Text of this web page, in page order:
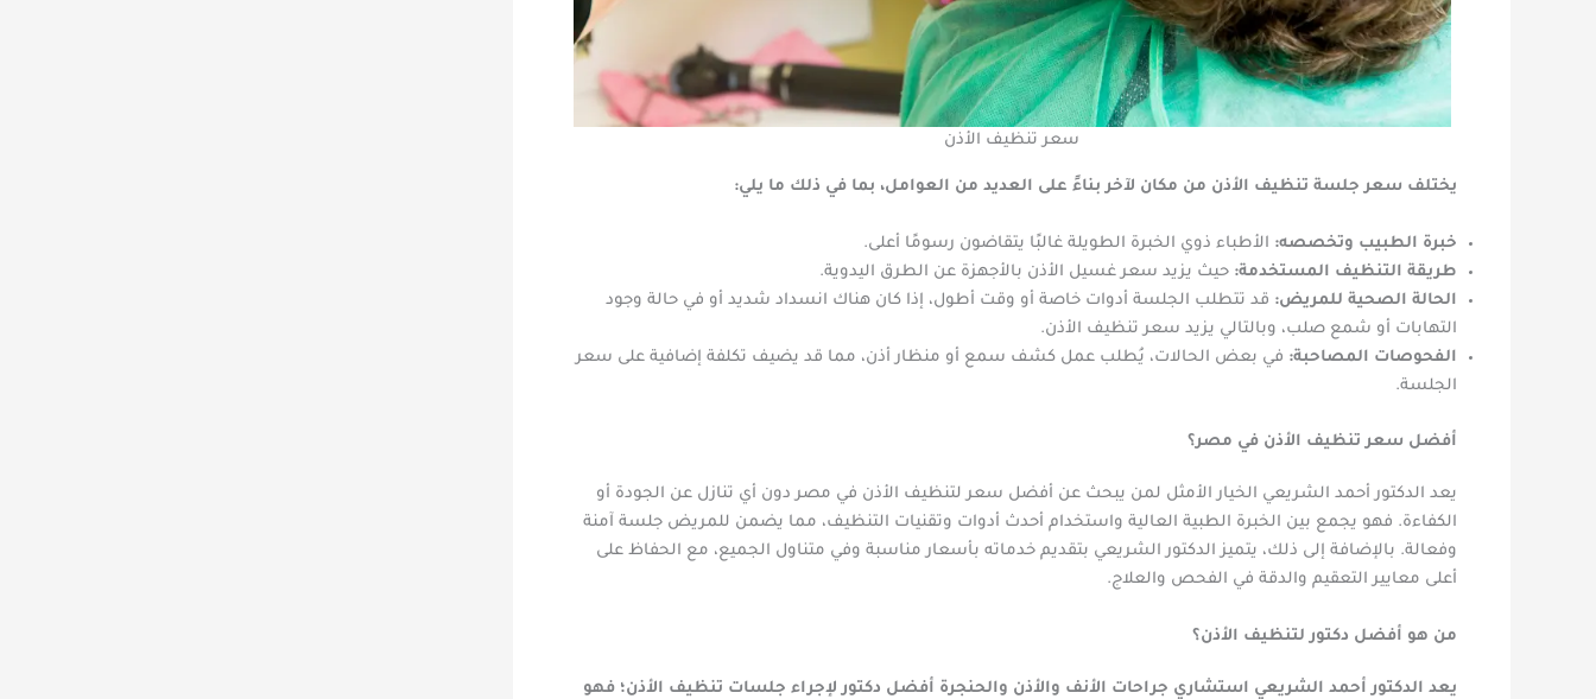
سعر تنظيف الأذن
يختلف سعر جلسة تنظيف الأذن من مكان لآخر بناءً على العديد من العوامل، بما في ذلك ما يلي:
خبرة الطبيب وتخصصه: الأطباء ذوي الخبرة الطويلة غالبًا يتقاضون رسومًا أعلى.
طريقة التنظيف المستخدمة: حيث يزيد سعر غسيل الأذن بالأجهزة عن الطرق اليدوية.
الحالة الصحية للمريض: قد تتطلب الجلسة أدوات خاصة أو وقت أطول، إذا كان هناك انسداد شديد أو في حالة وجود
التهابات أو شمع صلب، وبالتالي يزيد سعر تنظيف الأذن.
الفحوصات المصاحبة: في بعض الحالات، يُطلب عمل كشف سمع أو منظار أذن، مما قد يضيف تكلفة إضافية على سعر
الجلسة.
أفضل سعر تنظيف الأذن في مصر؟
يعد الدكتور أحمد الشريعي الخيار الأمثل لمن يبحث عن أفضل سعر لتنظيف الأذن في مصر دون أي تنازل عن الجودة أو
الكفاءة. فهو يجمع بين الخبرة الطبية العالية واستخدام أحدث أدوات وتقنيات التنظيف، مما يضمن للمريض جلسة آمنة
وفعالة. بالإضافة إلى ذلك، يتميز الدكتور الشريعي بتقديم خدماته بأسعار مناسبة وفي متناول الجميع، مع الحفاظ على
أعلى معايير التعقيم والدقة في الفحص والعلاج.
من هو أفضل دكتور لتنظيف الأذن؟
يعد الدكتور أحمد الشريعي استشاري جراحات الأنف والأذن والحنجرة أفضل دكتور لإجراء جلسات تنظيف الأذن؛ فهو